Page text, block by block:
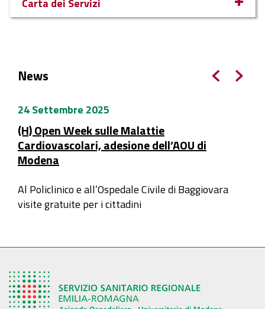
Carta dei Servizi
News
24 Settembre 2025
(H) Open Week sulle Malattie
Cardiovascolari, adesione dell’AOU di
Modena
Al Policlinico e all’Ospedale Civile di Baggiovara
visite gratuite per i cittadini